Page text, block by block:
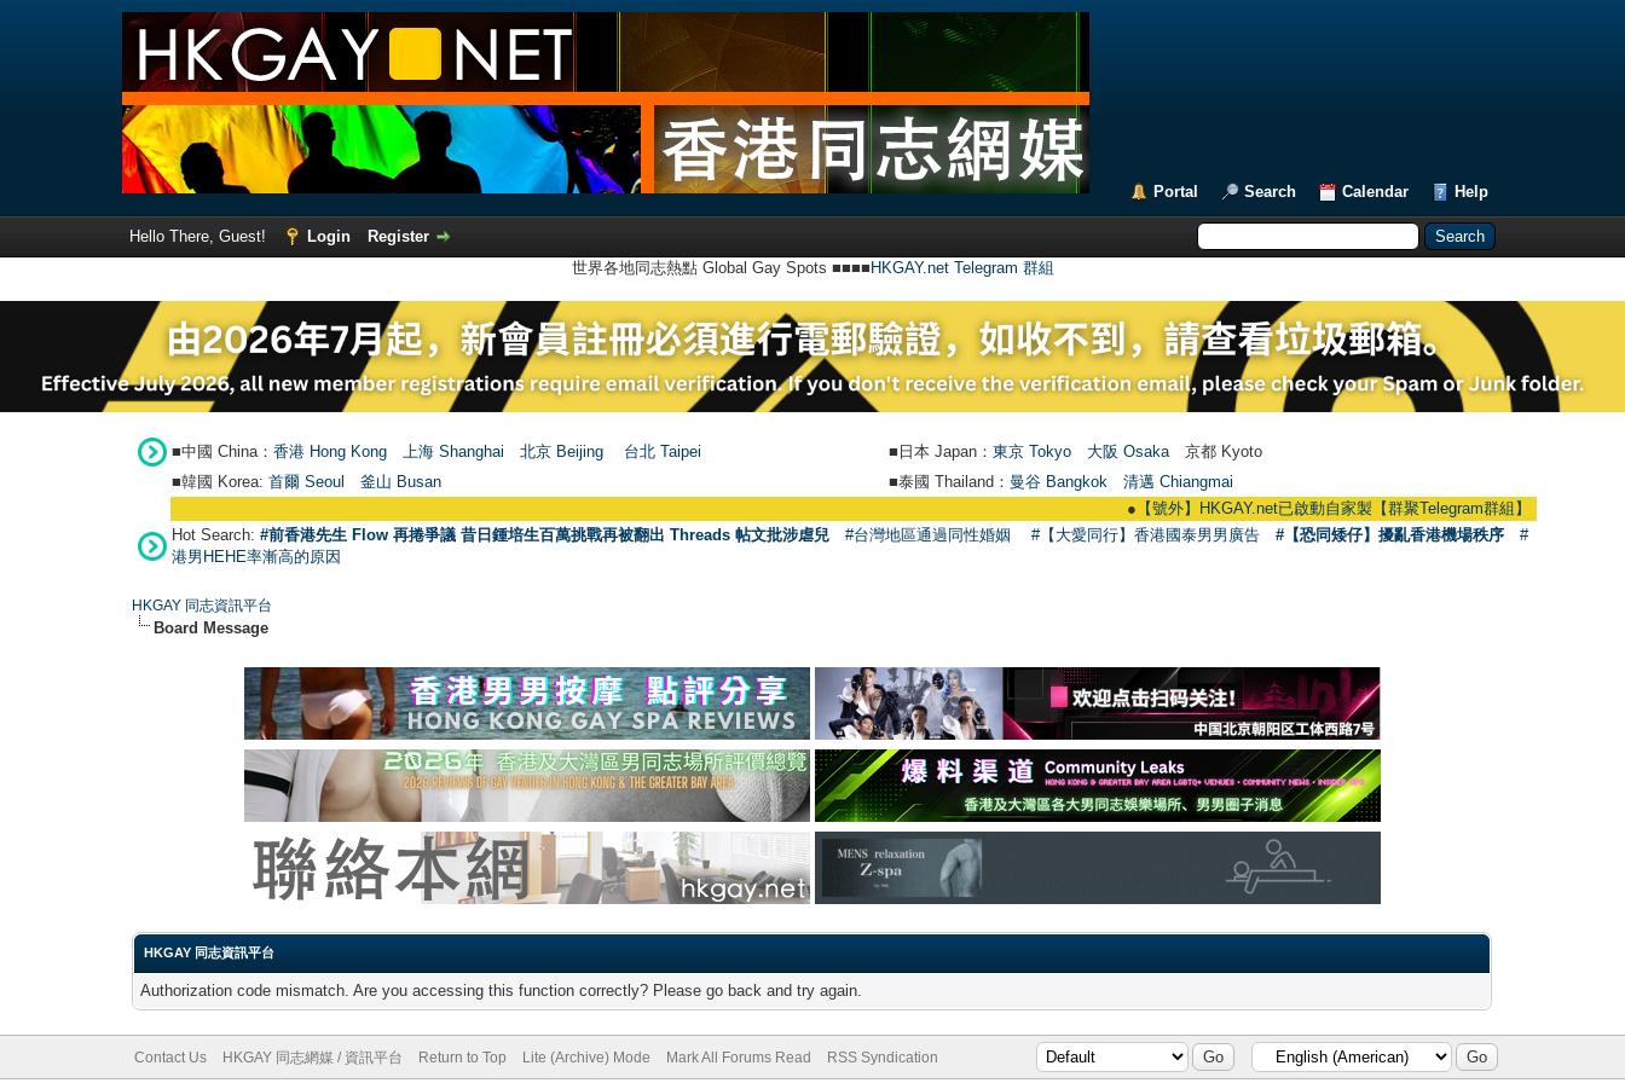
Portal Search Calendar Help
Hello There, Guest! Login
Register
世界各地同志熱點 Global Gay Spots ■■■■ HKGAY.net Telegram 群組
■中國 China： 香港 Hong Kong 上海 Shanghai 北京 Beijing 台北 Taipei ■日本 Japan： 東京 Tokyo 大阪 Osaka 京都 Kyoto
■韓國 Korea: 首爾 Seou 釜山 Busan ■泰國 Thailand： 曼谷 Bangkok
清邁 Chiangmai
【號外】HKGAY.net已啟動自家製【群聚Telegram群組】 HKGAY.net
Hot Search: #前香港先生 Flow 再捲爭議 昔日鍾培生百萬挑戰再被翻出 Threads 帖文批涉虐兒 #台灣地區通過同性婚姻 #【大愛同行】香港國泰男男廣告 #【恐同矮仔】擾亂香港機場秩序
#
港男HEHE率漸高的原因
HKGAY 同志資訊平台
Board Message
HKGAY 同志資訊平台
Authorization code mismatch. Are you accessing this function correctly? Please go back and try again.
Contact Us HKGAY 同志網媒 / 資訊平台 Return to Top Lite (Archive) Mode Mark All Forums Read RSS Syndication